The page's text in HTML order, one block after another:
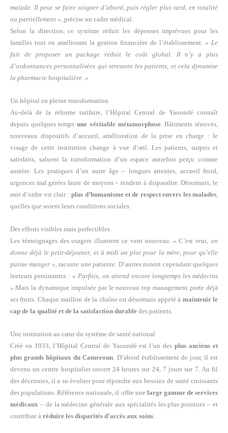
malade. Il peut se faire soigner d’abord, puis régler plus tard, en totalité
ou partiellement » , précise un cadre médical.
Selon la direction, ce système réduit les dépenses imprévues pour les
familles tout en améliorant la gestion financière de l’établissement. « Le
fait de proposer un package réduit le coût global. Il n’y a plus
d’ordonnances personnalisées qui stressent les patients, et cela dynamise
la pharmacie hospitalière. »
Un hôpital en pleine transformation
Au-delà de la réforme tarifaire, l’Hôpital Central de Yaoundé connaît
depuis quelques tempsune véritable métamorphose. Bâtiments rénovés,
nouveaux dispositifs d’accueil, amélioration de la prise en charge : le
visage de cette institution change à vue d’œil. Les patients, surpris et
satisfaits, saluent la transformation d’un espace autrefois perçu comme
austère. Les pratiques d’un autre âge – longues attentes, accueil froid,
urgences mal gérées faute de moyens – tendent à disparaître. Désormais, le
mot d’ordre est clair :plus d’humanisme et de respect envers les malades
quelles que soient leurs conditions sociales.
Des efforts visibles mais perfectibles
Les témoignages des usagers illustrent ce vent nouveau. « C’est vrai, on
donne déjà le petit-déjeuner, et à midi un plat pour la mère, pour qu’elle
puisse manger » , raconte une patiente. D’autres notent cependant quelques
lenteurs persistantes :« Parfois, on attend encore longtemps les médecins
» Mais la dynamique impulsée par le nouveau top management porte déjà
ses fruits. Chaque maillon de la chaîne est désormais appelé à maintenir le
cap de la qualité et de la satisfaction durable des patients.
Une institution au cœur du système de santé national
Créé en 1933, l’Hôpital Central de Yaoundé est l’un desplus anciens et
plus grands hôpitaux du Cameroun . D’abord établissement de jour, il est
devenu un centre hospitalier ouvert 24 heures sur 24, 7 jours sur 7. Au fil
des décennies, il a su évoluer pour répondre aux besoins de santé croissants
des populations.Référence nationale, il offre une large gamme de services
médicaux – de la médecine générale aux spécialités les plus pointues – et
contribue à réduire les disparités d’accès aux soins